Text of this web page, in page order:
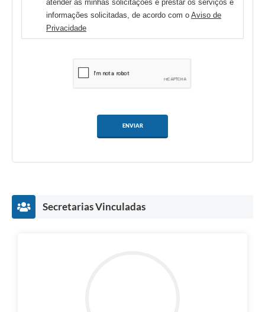
atender às minhas solicitações e prestar os serviços e
informações solicitadas, de acordo com o Aviso de
Privacidade
ENVIAR
Secretarias Vinculadas